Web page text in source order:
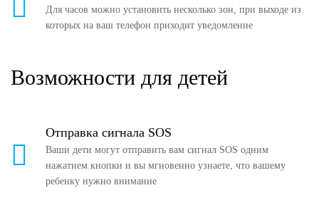
Для часов можно установить несколько зон, при выходе из
которых на ваш телефон приходит уведомление
Возможности для детей
Отправка сигнала SOS
Ваши дети могут отправить вам сигнал SOS одним
нажатием кнопки и вы мгновенно узнаете, что вашему
ребенку нужно внимание